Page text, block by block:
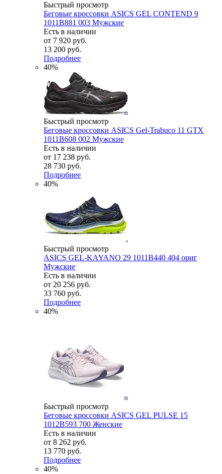
Быстрый просмотр
Беговые кроссовки ASICS GEL CONTEND 9
1011B881 003 Мужские
Есть в наличии
от 7 920 руб.
13 200 руб.
Подробнее
40%
Быстрый просмотр
Беговые кроссовки ASICS Gel-Trabuco 11 GTX
1011B608 002 Мужские
Есть в наличии
от 17 238 руб.
28 730 руб.
Подробнее
40%
Быстрый просмотр
ASICS GEL-KAYANO 29 1011B440 404 ориг
Мужские
Есть в наличии
от 20 256 руб.
33 760 руб.
Подробнее
40%
Быстрый просмотр
Беговые кроссовки ASICS GEL PULSE 15
1012B593 700 Женские
Есть в наличии
от 8 262 руб.
13 770 руб.
Подробнее
40%